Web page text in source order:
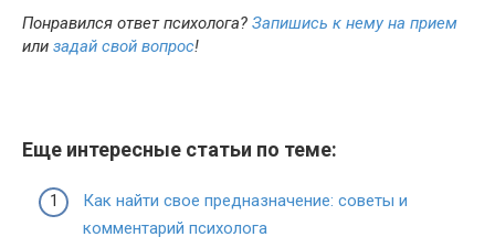
Понравился ответ психолога? Запишись к нему на прием
или задай свой вопрос!
Еще интересные статьи по теме:
Как найти свое предназначение: советы и
комментарий психолога